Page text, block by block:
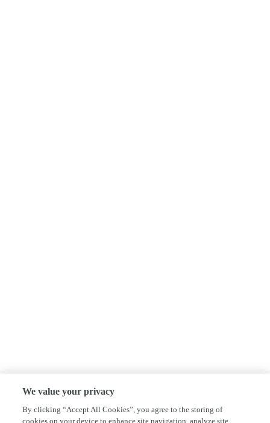
We value your privacy
By clicking “Accept All Cookies”, you agree to the storing of
cookies on your device to enhance site navigation, analyze site